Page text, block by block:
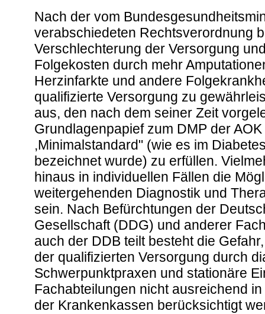
Nach der vom
verabschiedeten Rechtsverordnung
Verschlechterung der Versorgung
Folgekosten durch mehr
Herzinfarkte und andere
qualifizierte Versorgung zu
aus, den nach dem seiner Zeit
Grundlagenpapief zum DMP der
,Minimalstandard" (wie es im
bezeichnet wurde) zu erfüllen.
hinaus in individuellen Fällen die
weitergehenden Diagnostik und
sein. Nach Befürchtungen der
Gesellschaft (DDG) und anderer
auch der DDB teilt besteht die
der qualifizierten Versorgung durch
Schwerpunktpraxen und stationäre
Fachabteilungen nicht ausreichend
der Krankenkassen berücksichtigt